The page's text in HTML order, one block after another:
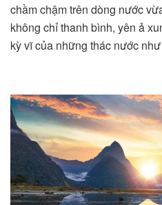
chầm chậm trên dòng nước
không chỉ thanh bình, yên ả
kỳ vĩ của những thác nước